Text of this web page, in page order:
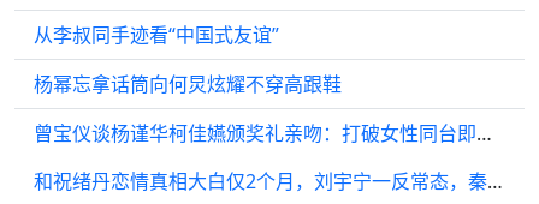
从李叔同手迹看“中国式友谊”
杨幂忘拿话筒向何炅炫耀不穿高跟鞋
曾宝仪谈杨谨华柯佳嬿颁奖礼亲吻：打破女性同台即竞争观念
和祝绪丹恋情真相大白仅2个月，刘宇宁一反常态，秦海璐说得没错